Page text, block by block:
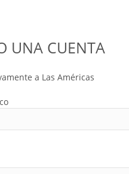
UNA CUENTA
a Las Américas